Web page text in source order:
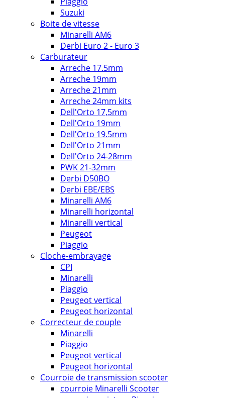
Suzuki
Boite de vitesse
Minarelli AM6
Derbi Euro 2 - Euro 3
Carburateur
Arreche 17.5mm
Arreche 19mm
Arreche 21mm
Arreche 24mm kits
Dell'Orto 17,5mm
Dell'Orto 19mm
Dell'Orto 19.5mm
Dell'Orto 21mm
Dell'Orto 24-28mm
PWK 21-32mm
Derbi D50BO
Derbi EBE/EBS
Minarelli AM6
Minarelli horizontal
Minarelli vertical
Peugeot
Piaggio
Cloche-embrayage
CPI
Minarelli
Piaggio
Peugeot vertical
Peugeot horizontal
Correcteur de couple
Minarelli
Piaggio
Peugeot vertical
Peugeot horizontal
Courroie de transmission scooter
courroie Minarelli Scooter